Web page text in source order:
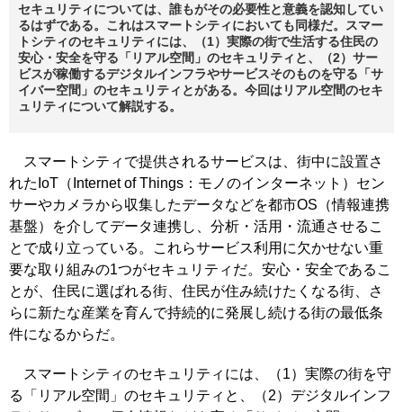
セキュリティについては、誰もがその必要性と意義を認知してい
るはずである。これはスマートシティにおいても同様だ。スマー
トシティのセキュリティには、（1）実際の街で生活する住民の
安心・安全を守る「リアル空間」のセキュリティと、（2）サー
ビスが稼働するデジタルインフラやサービスそのものを守る「サ
イバー空間」のセキュリティとがある。今回はリアル空間のセキ
ュリティについて解説する。
スマートシティで提供されるサービスは、街中に設置さ
れたIoT（Internet of Things：モノのインターネット）セン
サーやカメラから収集したデータなどを都市OS（情報連携
基盤）を介してデータ連携し、分析・活用・流通させるこ
とで成り立っている。これらサービス利用に欠かせない重
要な取り組みの1つがセキュリティだ。安心・安全であるこ
とが、住民に選ばれる街、住民が住み続けたくなる街、さ
らに新たな産業を育んで持続的に発展し続ける街の最低条
件になるからだ。
スマートシティのセキュリティには、（1）実際の街を守
る「リアル空間」のセキュリティと、（2）デジタルインフ